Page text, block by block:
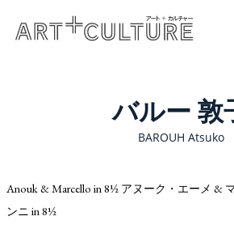
バルー 敦
BAROUH Atsuko
Anouk & Marcello in 8½ アヌーク・エーメ &
ンニ in 8½